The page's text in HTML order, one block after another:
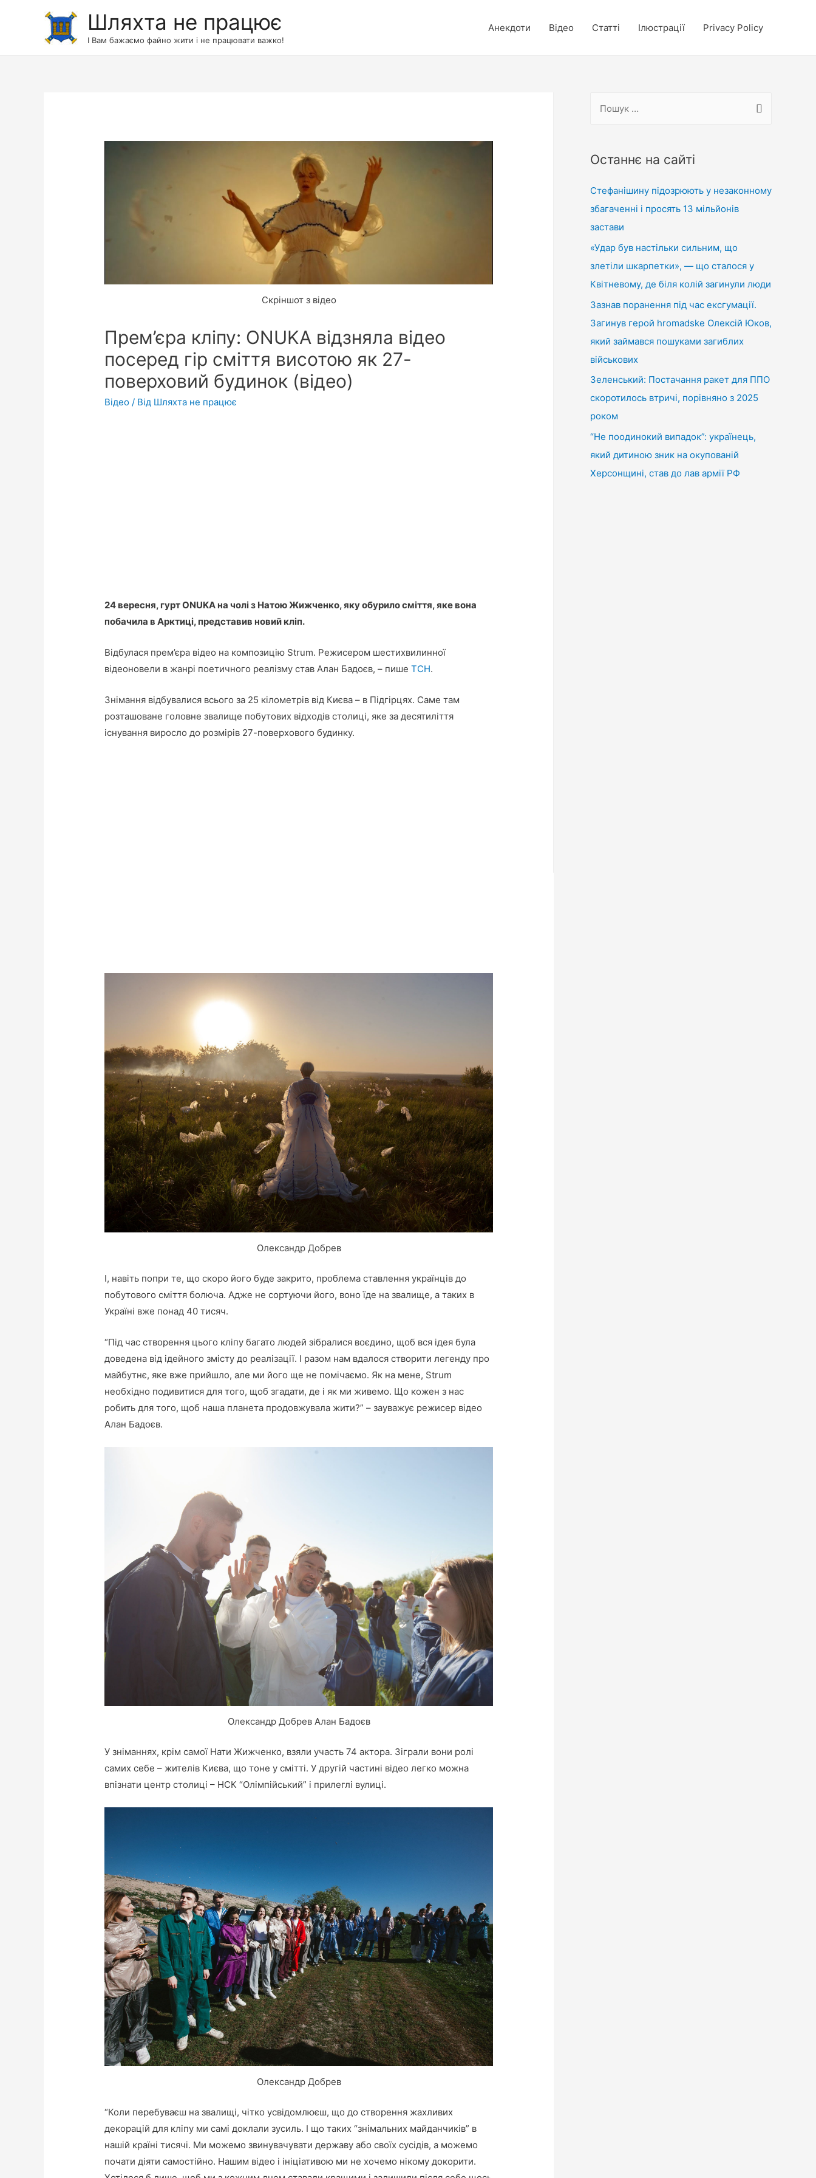
Шляхта не працює
І Вам бажаємо файно жити і не працювати важко!
Анекдоти Відео Статті Ілюстрації Privacy Policy
Скріншот з відео
Прем’єра кліпу: ONUKA відзняла відео
посеред гір сміття висотою як 27-
поверховий будинок (відео)
Відео / Від Шляхта не працює
24 вересня, гурт ONUKA на чолі з Натою Жижченко, яку обурило сміття, яке вона
побачила в Арктиці, представив новий кліп.
Відбулася прем’єра відео на композицію Strum. Режисером шестихвилинної
відеоновели в жанрі поетичного реалізму став Алан Бадоєв, – пишеТСН.
Знімання відбувалися всього за 25 кілометрів від Києва – в Підгірцях. Саме там
розташоване головне звалище побутових відходів столиці, яке за десятиліття
існування виросло до розмірів 27-поверхового будинку.
Олександр Добрев
І, навіть попри те, що скоро його буде закрито, проблема ставлення українців до
побутового сміття болюча. Адже не сортуючи його, воно їде на звалище, а таких в
Україні вже понад 40 тисяч.
“Під час створення цього кліпу багато людей зібралися воєдино, щоб вся ідея була
доведена від ідейного змісту до реалізації. І разом нам вдалося створити легенду про
майбутнє, яке вже прийшло, але ми його ще не помічаємо. Як на мене, Strum
необхідно подивитися для того, щоб згадати, де і як ми живемо. Що кожен з нас
робить для того, щоб наша планета продовжувала жити?” – зауважує режисер відео
Алан Бадоєв.
Олександр Добрев Алан Бадоєв
У зніманнях, крім самої Нати Жижченко, взяли участь 74 актора. Зіграли вони ролі
самих себе – жителів Києва, що тоне у смітті. У другій частині відео легко можна
впізнати центр столиці – НСК “Олімпійський” і прилеглі вулиці.
Олександр Добрев
“Коли перебуваєш на звалищі, чітко усвідомлюєш, що до створення жахливих
декорацій для кліпу ми самі доклали зусиль. І що таких “знімальних майданчиків” в
нашій країні тисячі. Ми можемо звинувачувати державу або своїх сусідів, а можемо
почати діяти самостійно. Нашим відео і ініціативою ми не хочемо нікому докорити.
у
:
Останнє на сайті
Стефанішину підозрюють у незаконному
збагаченні і просять 13 мільйонів
застави
«Удар був настільки сильним, що
злетіли шкарпетки», — що сталося у
Квітневому, де біля колій загинули люди
Зазнав поранення під час ексгумації.
Загинув герой hromadske Олексій Юков,
який займався пошуками загиблих
військових
Зеленський: Постачання ракет для ППО
скоротилось втричі, порівняно з 2025
роком
“Не поодинокий випадок”: українець,
який дитиною зник на окупованій
Херсонщині, став до лав армії РФ